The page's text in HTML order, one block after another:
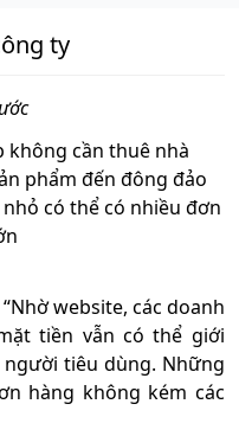
ty
không cần thuê nhà
phẩm đến đông đảo
có thể có nhiều đơn
website, các doanh
tiền vẫn có thể giới
tiêu dùng. Những
hàng không kém các